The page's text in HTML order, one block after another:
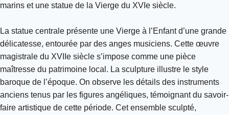
marins et une statue de la Vierge du XVIe siècle.
La statue centrale présente une Vierge à l’Enfant d’une grande
délicatesse, entourée par des anges musiciens. Cette œuvre
magistrale du XVIIe siècle s’impose comme une pièce
maîtresse du patrimoine local. La sculpture illustre le style
baroque de l’époque. On observe les détails des instruments
anciens tenus par les figures angéliques, témoignant du savoir-
faire artistique de cette période. Cet ensemble sculpté,